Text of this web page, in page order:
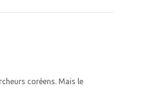
coréens. Mais le